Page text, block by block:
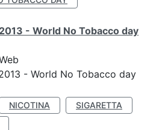
2013 - World No Tobacco day
- World No Tobacco day
NICOTINA
SIGARETTA